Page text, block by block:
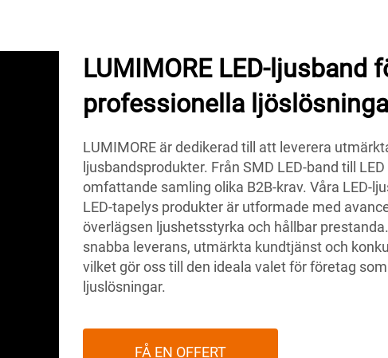
LUMIMORE LED-ljusband
professionella
LUMIMORE är dedikerad till att leverera
ljusbandsprodukter. Från SMD LED-band till
omfattande samling olika B2B-krav. Våra LED-
LED-tapelys produkter är utformade med
överlägsen ljushetsstyrka och hållbar
snabba leverans, utmärkta kundtjänst och
vilket gör oss till den ideala valet för företag
ljuslösningar.
FÅ EN OFFERT